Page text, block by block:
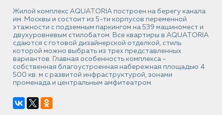
Жилой комплекс AQUATORIA построен на берегу канала
им. Москвы и состоит из 5-ти корпусов переменной
этажности с подземным паркингом на 539 машиномест и
двухуровневым стилобатом. Все квартиры в AQUATORIA
сдаются с готовой дизайнерской отделкой, стиль
которой можно выбрать из трех представленных
вариантов. Главная особенность комплекса -
собственная благоустроенная набережная площадью 4
500 кв. м с развитой инфраструктурой, зонами
променада и центральным амфитеатром.